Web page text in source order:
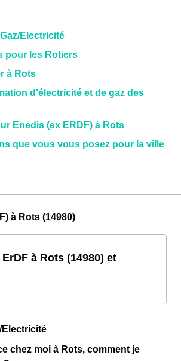
Electricité
pour les Rotiers
à Rots
d'électricité et de gaz des
Enedis (ex ERDF) à Rots
que vous vous posez pour la ville
à Rots (14980)
à Rots (14980) et
Electricité
chez moi à Rots, comment je